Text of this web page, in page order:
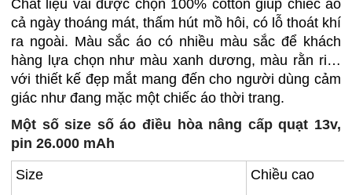
Chất liệu vải được chọn 100% cotton giúp chiếc áo
cả ngày thoáng mát, thấm hút mồ hôi, có lỗ thoát khí
ra ngoài. Màu sắc áo có nhiều màu sắc để khách
hàng lựa chọn như màu xanh dương, màu rằn ri…
với thiết kế đẹp mắt mang đến cho người dùng cảm
giác như đang mặc một chiếc áo thời trang.
Một số size số áo điều hòa nâng cấp quạt 13v,
pin 26.000 mAh
Size
Chiều cao